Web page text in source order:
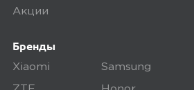
Акции
Бренды
Xiaomi Samsung